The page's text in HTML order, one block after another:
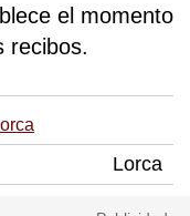
el momento
recibos.
Lorca